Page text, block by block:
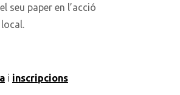
seu paper en l’acció
i inscripcions